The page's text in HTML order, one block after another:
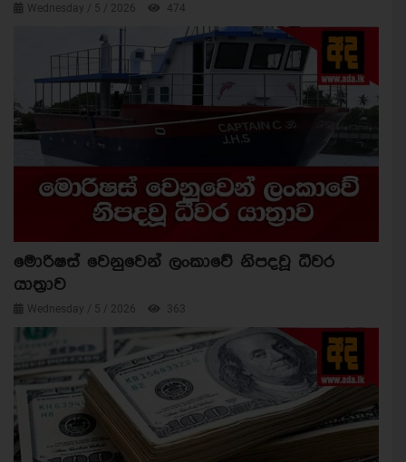
Wednesday / 5 / 2026 474
මොරිෂස් වෙනුවෙන් ලංකාවේ නිපදවූ ධීවර
යාත්‍රාව
Wednesday / 5 / 2026 363